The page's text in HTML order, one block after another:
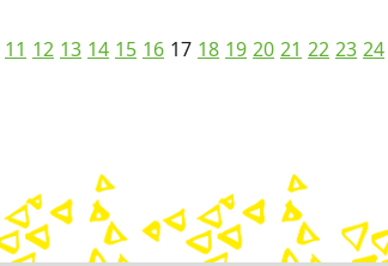
11 12 13 14 15 16 17 18 19 20 21 22 23 24